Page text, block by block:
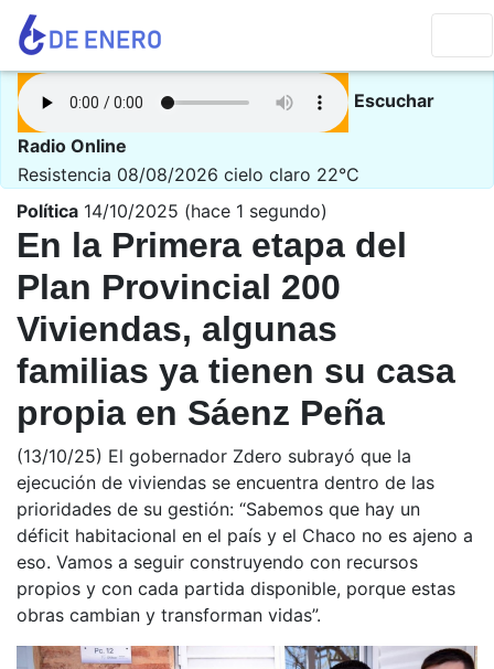
Escuchar
Radio Online
Resistencia 08/08/2026 cielo claro 22°C
Política 14/10/2025 (hace 1 segundo)
En la Primera etapa del
Plan Provincial 200
Viviendas, algunas
familias ya tienen su casa
propia en Sáenz Peña
(13/10/25) El gobernador Zdero subrayó que la
ejecución de viviendas se encuentra dentro de las
prioridades de su gestión: “Sabemos que hay un
déficit habitacional en el país y el Chaco no es ajeno a
eso. Vamos a seguir construyendo con recursos
propios y con cada partida disponible, porque estas
obras cambian y transforman vidas”.